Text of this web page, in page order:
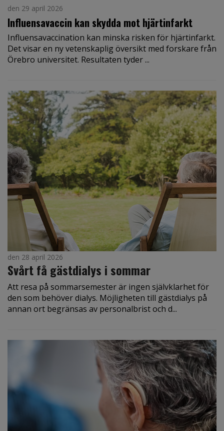
den 29 april 2026
Influensavaccin kan skydda mot hjärtinfarkt
Influensavaccination kan minska risken för hjärtinfarkt.
Det visar en ny vetenskaplig översikt med forskare från
Örebro universitet. Resultaten tyder ...
den 28 april 2026
Svårt få gästdialys i sommar
Att resa på sommarsemester är ingen självklarhet för
den som behöver dialys. Möjligheten till gästdialys på
annan ort begränsas av personalbrist och d...